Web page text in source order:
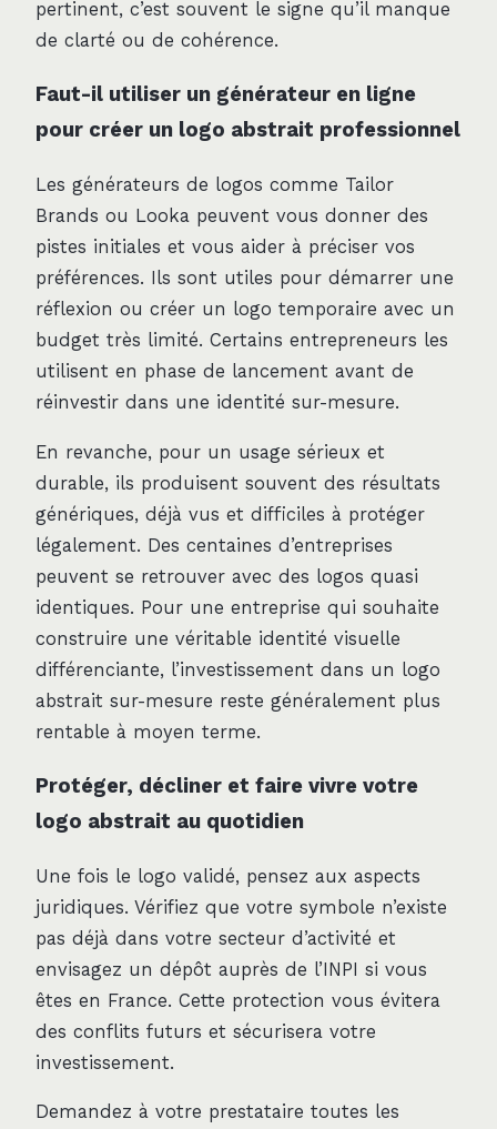
pertinent, c’est souvent le signe qu’il manque
de clarté ou de cohérence.
Faut-il utiliser un générateur en ligne
pour créer un logo abstrait professionnel
Les générateurs de logos comme Tailor
Brands ou Looka peuvent vous donner des
pistes initiales et vous aider à préciser vos
préférences. Ils sont utiles pour démarrer une
réflexion ou créer un logo temporaire avec un
budget très limité. Certains entrepreneurs les
utilisent en phase de lancement avant de
réinvestir dans une identité sur-mesure.
En revanche, pour un usage sérieux et
durable, ils produisent souvent des résultats
génériques, déjà vus et difficiles à protéger
légalement. Des centaines d’entreprises
peuvent se retrouver avec des logos quasi
identiques. Pour une entreprise qui souhaite
construire une véritable identité visuelle
différenciante, l’investissement dans un logo
abstrait sur-mesure reste généralement plus
rentable à moyen terme.
Protéger, décliner et faire vivre votre
logo abstrait au quotidien
Une fois le logo validé, pensez aux aspects
juridiques. Vérifiez que votre symbole n’existe
pas déjà dans votre secteur d’activité et
envisagez un dépôt auprès de l’INPI si vous
êtes en France. Cette protection vous évitera
des conflits futurs et sécurisera votre
investissement.
Demandez à votre prestataire toutes les